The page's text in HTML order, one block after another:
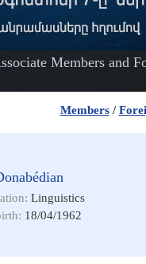
Members and
Members/
Linguistics
18/04/1962